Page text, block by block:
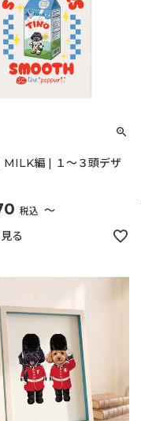
MILK編 | １～３頭デザ
税込 〜
る